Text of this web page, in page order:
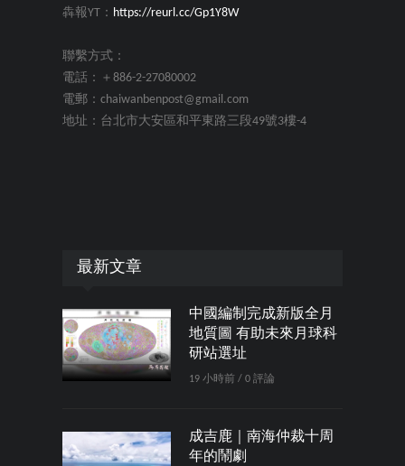
犇報YT： https://reurl.cc/Gp1Y8W
聯繫方式：
電話：＋886-2-27080002
電郵：chaiwanbenpost@gmail.com
地址：台北市大安區和平東路三段49號3樓-4
最新文章
中國編制完成新版全月
地質圖 有助未來月球科
研站選址
19 小時前 / 0 評論
成吉鹿｜南海仲裁十周
年的鬧劇